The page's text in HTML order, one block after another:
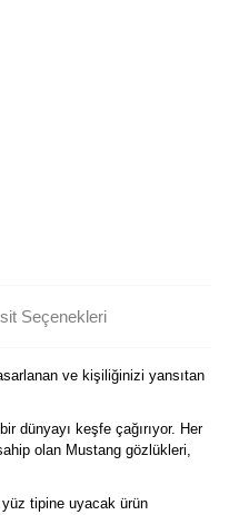
Seçenekleri
ve kişiliğinizi yansıtan
dünyayı keşfe çağırıyor. Her
olan Mustang gözlükleri,
tipine uyacak ürün